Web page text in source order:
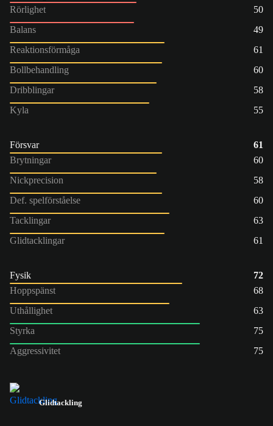
Rörlighet
50
Balans
49
Reaktionsförmåga
61
Bollbehandling
60
Dribblingar
58
Kyla
55
Försvar
61
Brytningar
60
Nickprecision
58
Def. spelförståelse
60
Tacklingar
63
Glidtacklingar
61
Fysik
72
Hoppspänst
68
Uthållighet
63
Styrka
75
Aggressivitet
75
Glidtackling